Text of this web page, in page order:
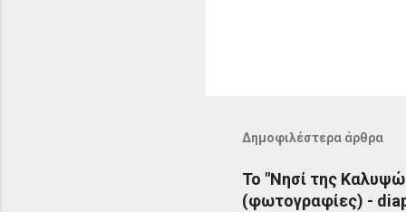
Δημοφιλέστερα άρθρα
Το "Νησί της
(φωτογραφίες) -